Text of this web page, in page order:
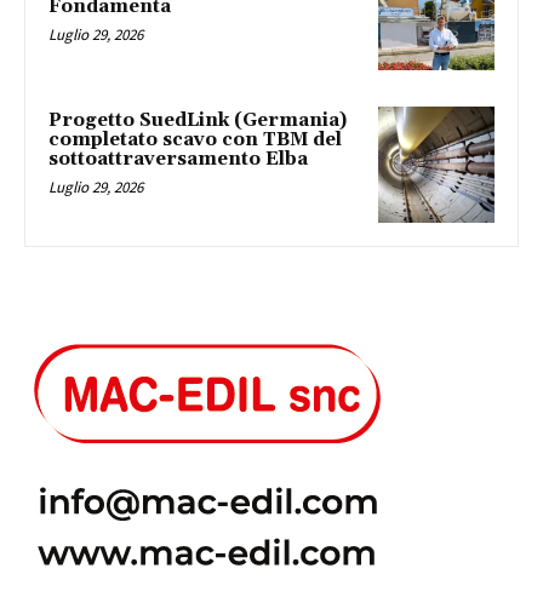
Fondamenta
Luglio 29, 2026
Progetto SuedLink (Germania)
completato scavo con TBM del
sottoattraversamento Elba
Luglio 29, 2026